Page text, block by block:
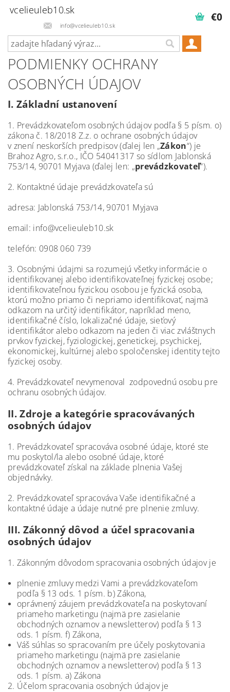
vcelieuleb10.sk
info@vcelieuleb10.sk
€0
PODMIENKY OCHRANY
OSOBNÝCH ÚDAJOV
I. Základní ustanovení
1. Prevádzkovateľom osobných údajov podľa § 5 písm. o)
zákona č. 18/2018 Z.z. o ochrane osobných údajov
v znení neskorších predpisov (ďalej len „Zákon“) je
Brahoz Agro, s.r.o., IČO 54041317 so sídlom Jablonská
753/14, 90701 Myjava (ďalej len: „prevádzkovateľ“).
2. Kontaktné údaje prevádzkovateľa sú
adresa: Jablonská 753/14, 90701 Myjava
email: info@vcelieuleb10.sk
telefón: 0908 060 739
3. Osobnými údajmi sa rozumejú všetky informácie o
identifikovanej alebo identifikovateľnej fyzickej osobe;
identifikovateľnou fyzickou osobou je fyzická osoba,
ktorú možno priamo či nepriamo identifikovať, najmä
odkazom na určitý identifikátor, napríklad meno,
identifikačné číslo, lokalizačné údaje, sieťový
identifikátor alebo odkazom na jeden či viac zvláštnych
prvkov fyzickej, fyziologickej, genetickej, psychickej,
ekonomickej, kultúrnej alebo spoločenskej identity tejto
fyzickej osoby.
4. Prevádzkovateľ nevymenoval zodpovednú osobu pre
ochranu osobných údajov.
II.Zdroje a kategórie spracovávaných
osobných údajov
1. Prevádzkovateľ spracováva osobné údaje, ktoré ste
mu poskytol/la alebo osobné údaje, ktoré
prevádzkovateľ získal na základe plnenia Vašej
objednávky.
2. Prevádzkovateľ spracováva Vaše identifikačné a
kontaktné údaje a údaje nutné pre plnenie zmluvy.
III. Zákonný dôvod a účel spracovania
osobných údajov
1. Zákonným dôvodom spracovania osobných údajov je
plnenie zmluvy medzi Vami a prevádzkovateľom
podľa § 13 ods. 1 písm. b) Zákona,
oprávnený záujem prevádzkovateľa na poskytovaní
priameho marketingu (najmä pre zasielanie
obchodných oznamov a newsletterov) podľa § 13
ods. 1 písm. f) Zákona,
Váš súhlas so spracovaním pre účely poskytovania
priameho marketingu (najmä pre zasielanie
obchodných oznamov a newsletterov) podľa § 13
ods. 1 písm. a) Zákona
2. Účelom spracovania osobných údajov je